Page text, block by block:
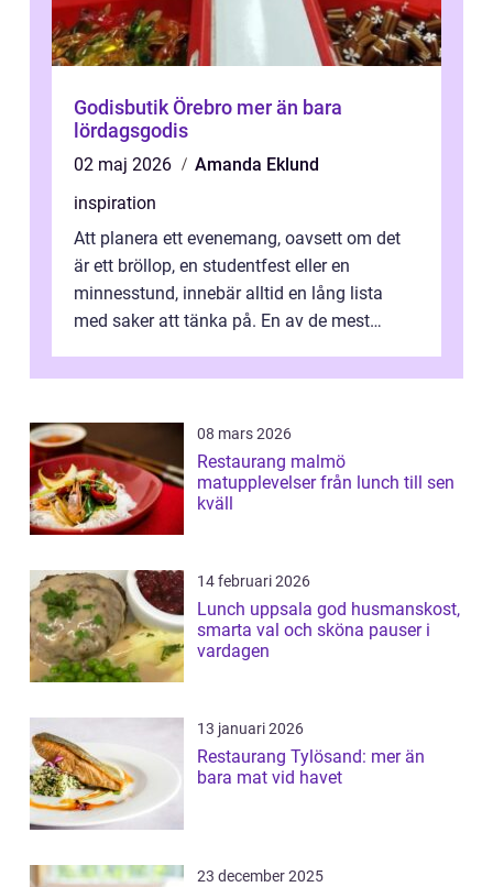
Godisbutik Örebro mer än bara
lördagsgodis
02 maj 2026
Amanda Eklund
inspiration
Att planera ett evenemang, oavsett om det
är ett bröllop, en studentfest eller en
minnesstund, innebär alltid en lång lista
med saker att tänka på. En av de mest
08 mars 2026
Restaurang malmö
matupplevelser från lunch till sen
kväll
14 februari 2026
Lunch uppsala god husmanskost,
smarta val och sköna pauser i
vardagen
13 januari 2026
Restaurang Tylösand: mer än
bara mat vid havet
23 december 2025